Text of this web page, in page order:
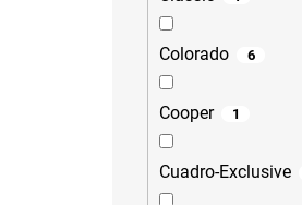
Colorado 6
Cooper 1
Cuadro-Exclusive